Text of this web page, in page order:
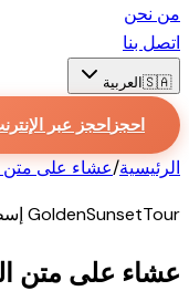
من نحن
اتصل بنا
🇸🇦العربية
احجزاحجز عبر
الرئيسية/عشاء على متن
GoldenSunsetTour إسطنبول — رصيف كاباتاش
عشاء على متن